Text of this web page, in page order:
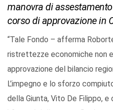
manovra di
corso di approvazione in
“Tale Fondo – afferma
ristrettezze economiche non
approvazione del bilancio
L’impegno e lo sforzo
della Giunta, Vito De Filippo,